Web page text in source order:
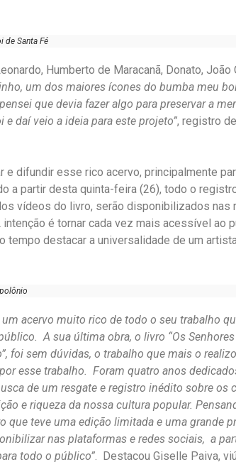
de Santa Fé
Humberto de Maracanã, Donato,
um dos maiores ícones do bumba meu
que devia fazer algo para preservar a
daí veio a ideia para este projeto”, registro
e difundir esse rico acervo, principalmente
a partir desta quinta-feira (26), todo o
vídeos do livro, serão disponibilizados
é tornar cada vez mais acessível ao
tempo destacar a universalidade de um
um acervo muito rico de todo o seu trabalho
A sua última obra, o livro “Os
foi sem dúvidas, o trabalho que mais o
esse trabalho. Foram quatro anos
de um resgate e registro inédito sobre os
e riqueza da nossa cultura popular.
que teve uma edição limitada e uma grande
nas plataformas e redes sociais, a
todo o público”. Destacou Giselle Paiva,